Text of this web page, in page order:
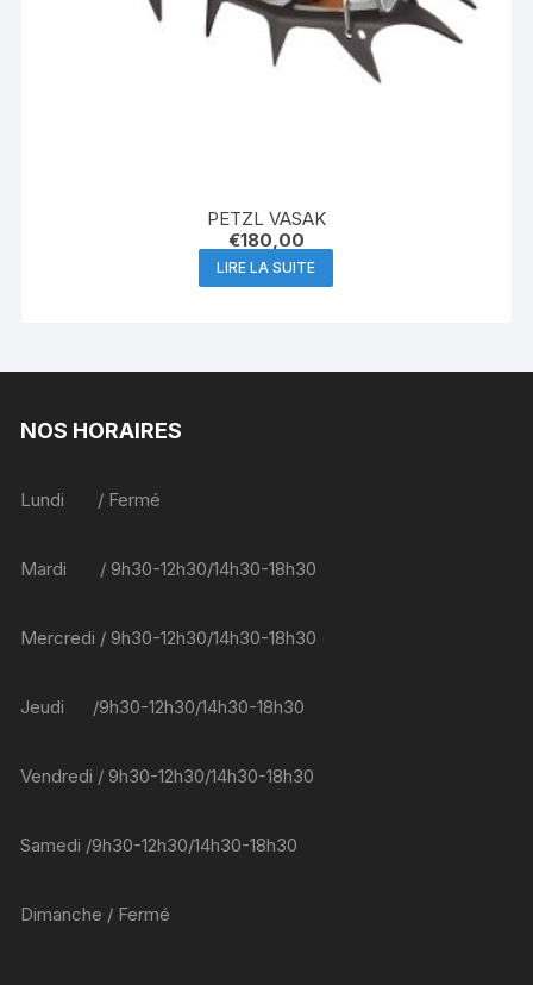
PETZL VASAK
€180,00
LIRE LA SUITE
NOS HORAIRES
Lundi / Fermé
Mardi / 9h30-12h30/14h30-18h30
Mercredi / 9h30-12h30/14h30-18h30
Jeudi /9h30-12h30/14h30-18h30
Vendredi / 9h30-12h30/14h30-18h30
Samedi /9h30-12h30/14h30-18h30
Dimanche / Fermé